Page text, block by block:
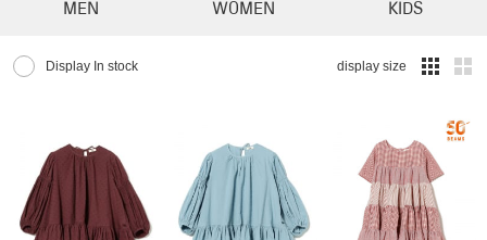
MEN WOMEN KIDS
Display In stock display size